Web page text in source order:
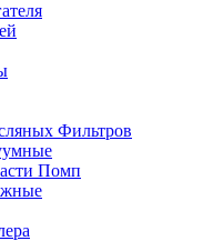
Фильтров
Помп